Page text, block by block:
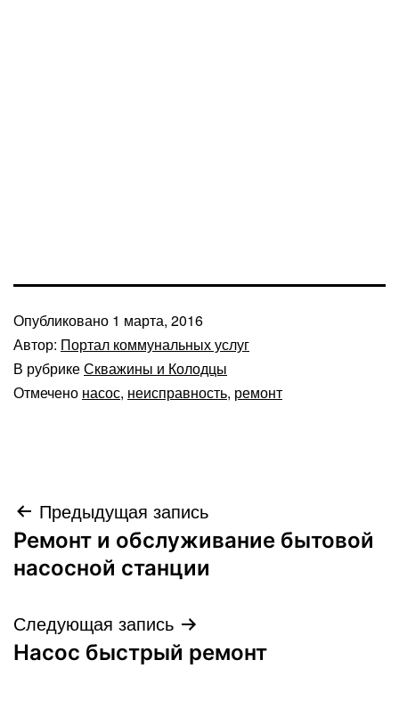
Опубликовано 1 марта, 2016
Автор: Портал коммунальных услуг
В рубрикеСкважины и Колодцы
Отмечено насос, неисправность, ремонт
Навигация
по
Предыдущая запись
Ремонт и обслуживание бытовой
насосной станции
Следующая запись
Насос быстрый ремонт